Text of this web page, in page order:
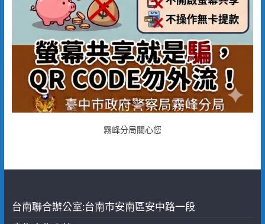
霧峰分局關心您
台南聯合辦公室:台南市安南區安中路一段